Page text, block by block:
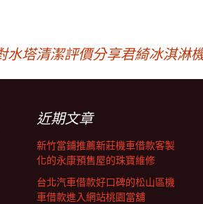
水塔清潔評價分享君綺冰淇淋
近期文章
新竹當鋪推薦新莊機車借款客製
化的永康預售屋的珠寶維修
台北汽車借款好口碑的松山區機
車借款進入網站桃園當舖